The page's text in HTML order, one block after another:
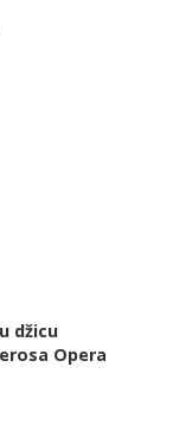
džicu
Opera